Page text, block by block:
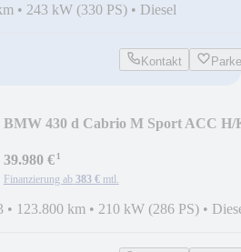
• 243 kW (330 PS) • Diesel
Kontakt
BMW 430 d Cabrio M Sport ACC H/
39.980 €¹
Finanzierung ab 383 € mtl.
• 123.800 km • 210 kW (286 PS) •